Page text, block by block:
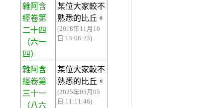
雜阿含
經卷第
二十四
（六一
四）
某位大家較不
熟悉的比丘。
(2018年11月10
日 13:08:23)
雜阿含
經卷第
三十一
（八六
某位大家較不
熟悉的比丘。
(2025年05月05
日 11:11:46)